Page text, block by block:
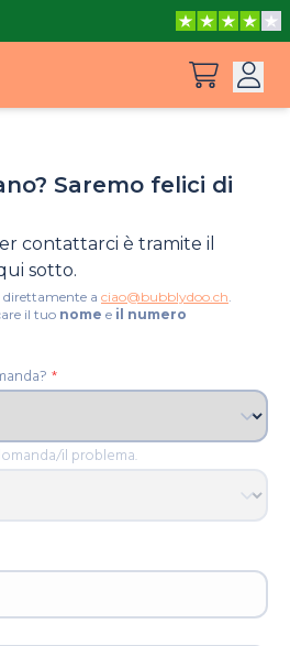
Vedi tutti i prodotti
Peppa e Mamma Pig
Peppa e Nonna
del mondo
tutto
Saremo felici di
contattarci è tramite il
sotto.
a ciao@bubblydoo.ch.
il tuo nome e il numero
*
il problema.